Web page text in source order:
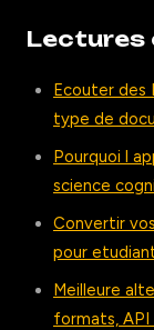
Lectures
Ecouter des
type de
Pourquoi l
science
Convertir
pour
Meilleure
formats, API